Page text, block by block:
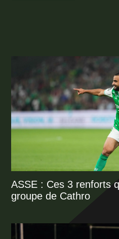
ASSE : Ces 3 renforts
groupe de Cathro